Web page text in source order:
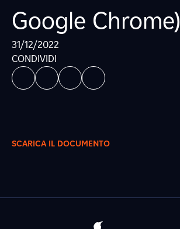
Google Chrome)
31/12/2022
CONDIVIDI
SCARICA IL DOCUMENTO